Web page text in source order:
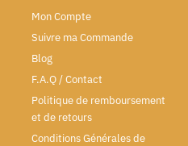
Mon Compte
Suivre ma Commande
Blog
F.A.Q / Contact
Politique de remboursement
et de retours
Conditions Générales de